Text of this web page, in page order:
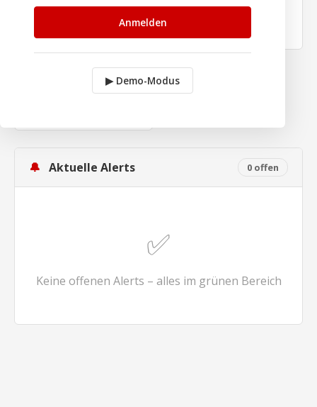
Anmelden
▶ Demo-Modus
🔔 Aktuelle Alerts 0 offen
✅
Keine offenen Alerts – alles im grünen Bereich